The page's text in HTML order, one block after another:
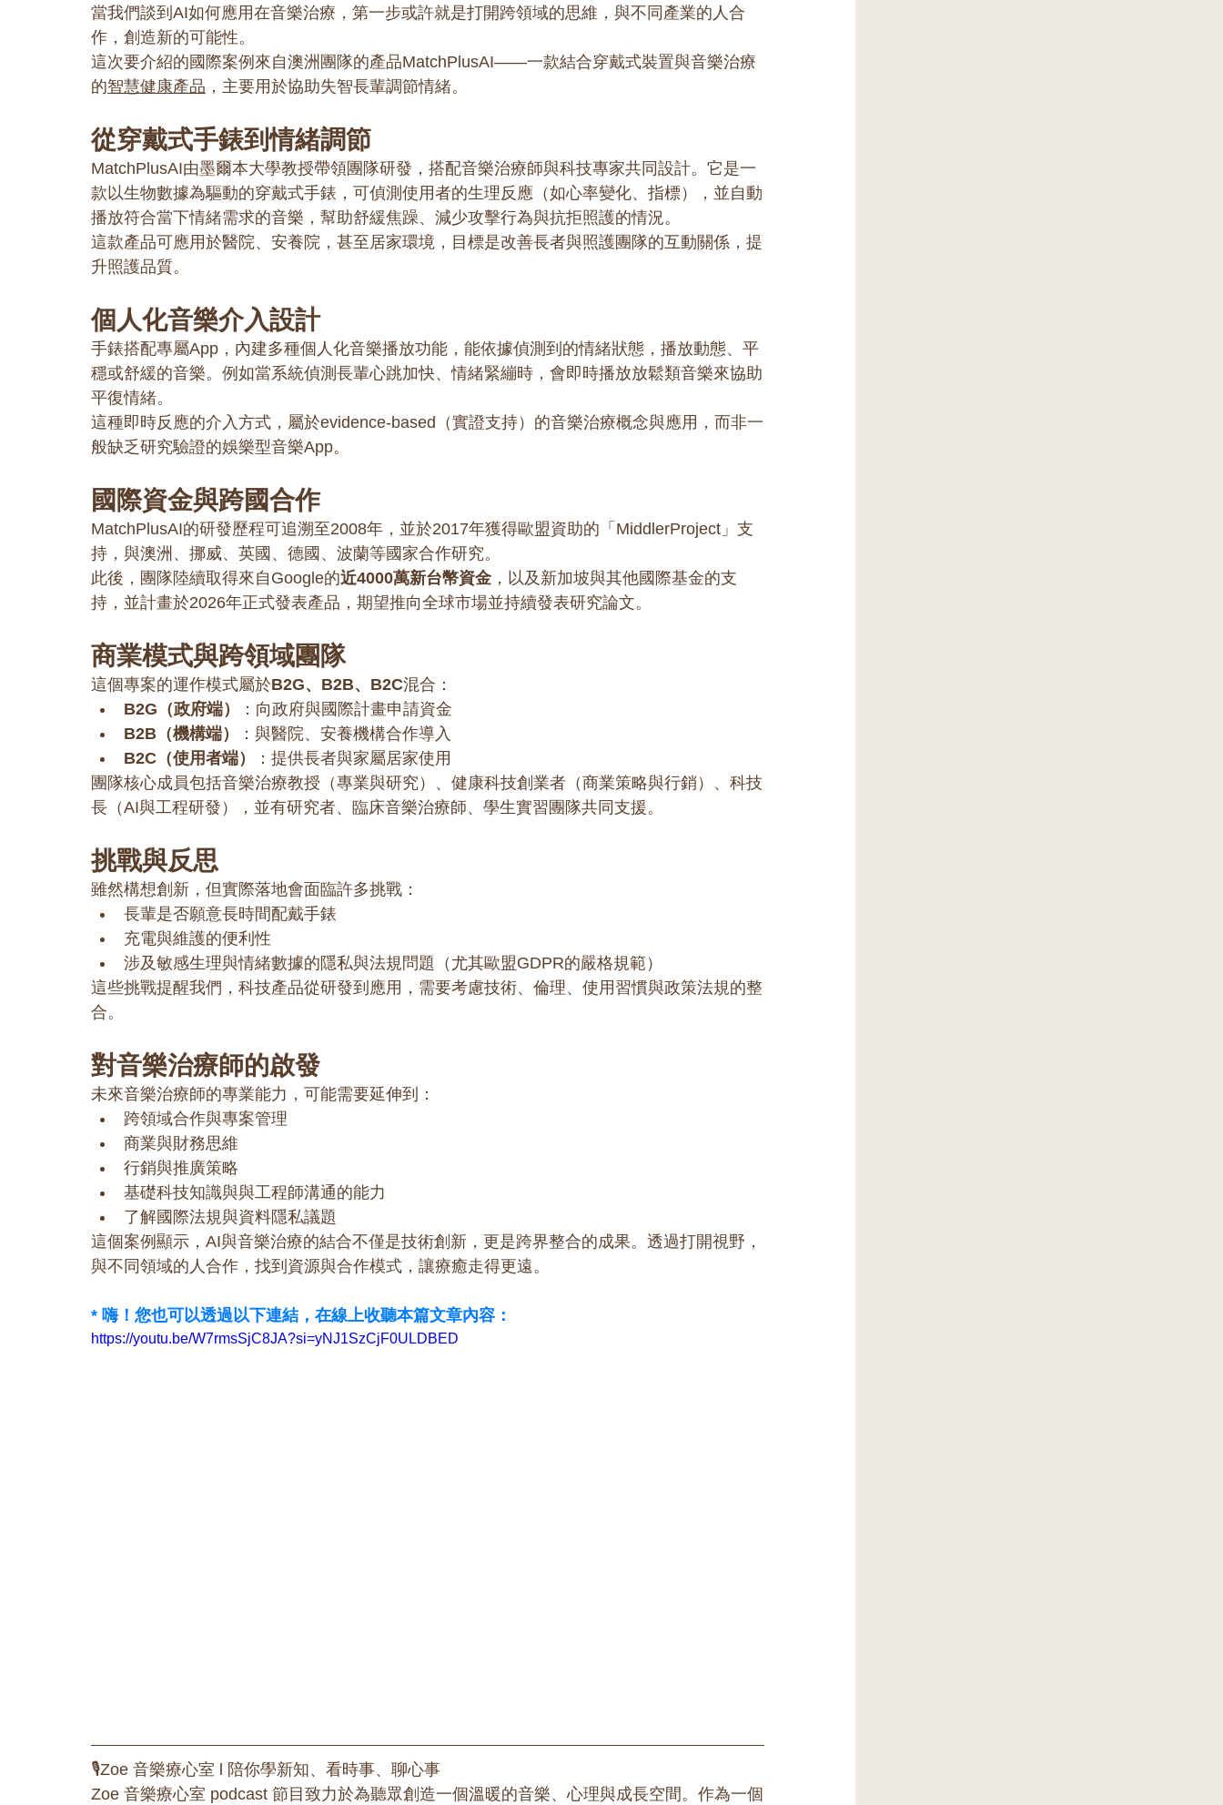
當我們談到AI如何應用在音樂治療，第一步或許就是打開跨領域的思維，與不同產業的人合
作，創造新的可能性。
這次要介紹的國際案例來自澳洲團隊的產品MatchPlusAI——一款結合穿戴式裝置與音樂治療
的智慧健康產品 ，主要用於協助失智長輩調節情緒。
從穿戴式手錶到情緒調節
MatchPlusAI由墨爾本大學教授帶領團隊研發，搭配音樂治療師與科技專家共同設計。它是一
款以生物數據為驅動的穿戴式手錶，可偵測使用者的生理反應（如心率變化、指標），並自動
播放符合當下情緒需求的音樂，幫助舒緩焦躁、減少攻擊行為與抗拒照護的情況。
這款產品可應用於醫院、安養院，甚至居家環境，目標是改善長者與照護團隊的互動關係，提
升照護品質。
個人化音樂介入設計
手錶搭配專屬App，內建多種個人化音樂播放功能，能依據偵測到的情緒狀態，播放動態、平
穩或舒緩的音樂。例如當系統偵測長輩心跳加快、情緒緊繃時，會即時播放放鬆類音樂來協助
平復情緒。
這種即時反應的介入方式，屬於evidence-based（實證支持）的音樂治療概念與應用，而非一
般缺乏研究驗證的娛樂型音樂App。
國際資金與跨國合作
MatchPlusAI的研發歷程可追溯至2008年，並於2017年獲得歐盟資助的「MiddlerProject」支
持，與澳洲、挪威、英國、德國、波蘭等國家合作研究。
此後，團隊陸續取得來自Google的近4000萬新台幣資金 ，以及新加坡與其他國際基金的支
持，並計畫於2026年正式發表產品，期望推向全球市場並持續發表研究論文。
商業模式與跨領域團隊
這個專案的運作模式屬於B2G、B2B、B2C混合：
B2G（政府端）
：向政府與國際計畫申請資金
B2B（機構端）
：與醫院、安養機構合作導入
B2C（使用者端）
：提供長者與家屬居家使用
團隊核心成員包括音樂治療教授（專業與研究）、健康科技創業者（商業策略與行銷）、科技
長（AI與工程研發），並有研究者、臨床音樂治療師、學生實習團隊共同支援。
挑戰與反思
雖然構想創新，但實際落地會面臨許多挑戰：
長輩是否願意長時間配戴手錶
充電與維護的便利性
涉及敏感生理與情緒數據的隱私與法規問題（尤其歐盟GDPR的嚴格規範）
這些挑戰提醒我們，科技產品從研發到應用，需要考慮技術、倫理、使用習慣與政策法規的整
合。
對音樂治療師的啟發
未來音樂治療師的專業能力，可能需要延伸到：
跨領域合作與專案管理
商業與財務思維
行銷與推廣策略
基礎科技知識與與工程師溝通的能力
了解國際法規與資料隱私議題
這個案例顯示，AI與音樂治療的結合不僅是技術創新，更是跨界整合的成果。透過打開視野，
與不同領域的人合作，找到資源與合作模式，讓療癒走得更遠。
* 嗨！您也可以透過以下連結，在線上收聽本篇文章內容：
https://youtu.be/W7rmsSjC8JA?si=yNJ1SzCjF0ULDBED
🎙️Zoe 音樂療心室 l 陪你學新知、看時事、聊心事
Zoe 音樂療心室 podcast 節目致力於為聽眾創造一個溫暖的音樂、心理與成長空間。作為一個